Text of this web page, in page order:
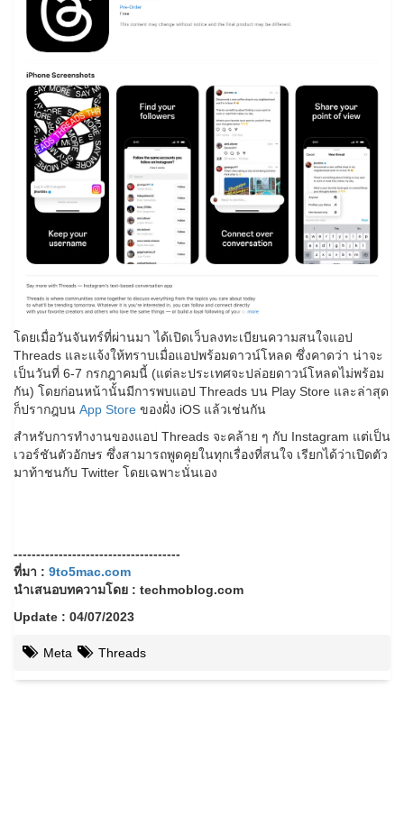
โดยเมื่อวันจันทร์ที่ผ่านมา ได้เปิดเว็บลงทะเบียนความสนใจแอป
Threads และแจ้งให้ทราบเมื่อแอปพร้อมดาวน์โหลด ซึ่งคาดว่า น่าจะ
เป็นวันที่ 6-7 กรกฎาคมนี้ (แต่ละประเทศจะปล่อยดาวน์โหลดไม่พร้อม
กัน) โดยก่อนหน้านั้นมีการพบแอป Threads บน Play Store และล่าสุด
ก็ปรากฎบน App Store ของฝั่ง iOS แล้วเช่นกัน
สำหรับการทำงานของแอป Threads จะคล้าย ๆ กับ Instagram แต่เป็น
เวอร์ชันตัวอักษร ซึ่งสามารถพูดคุยในทุกเรื่องที่สนใจ เรียกได้ว่าเปิดตัว
มาท้าชนกับ Twitter โดยเฉพาะนั่นเอง
-------------------------------------
ที่มา : 9to5mac.com
นำเสนอบทความโดย : techmoblog.com
Update : 04/07/2023
Meta Threads